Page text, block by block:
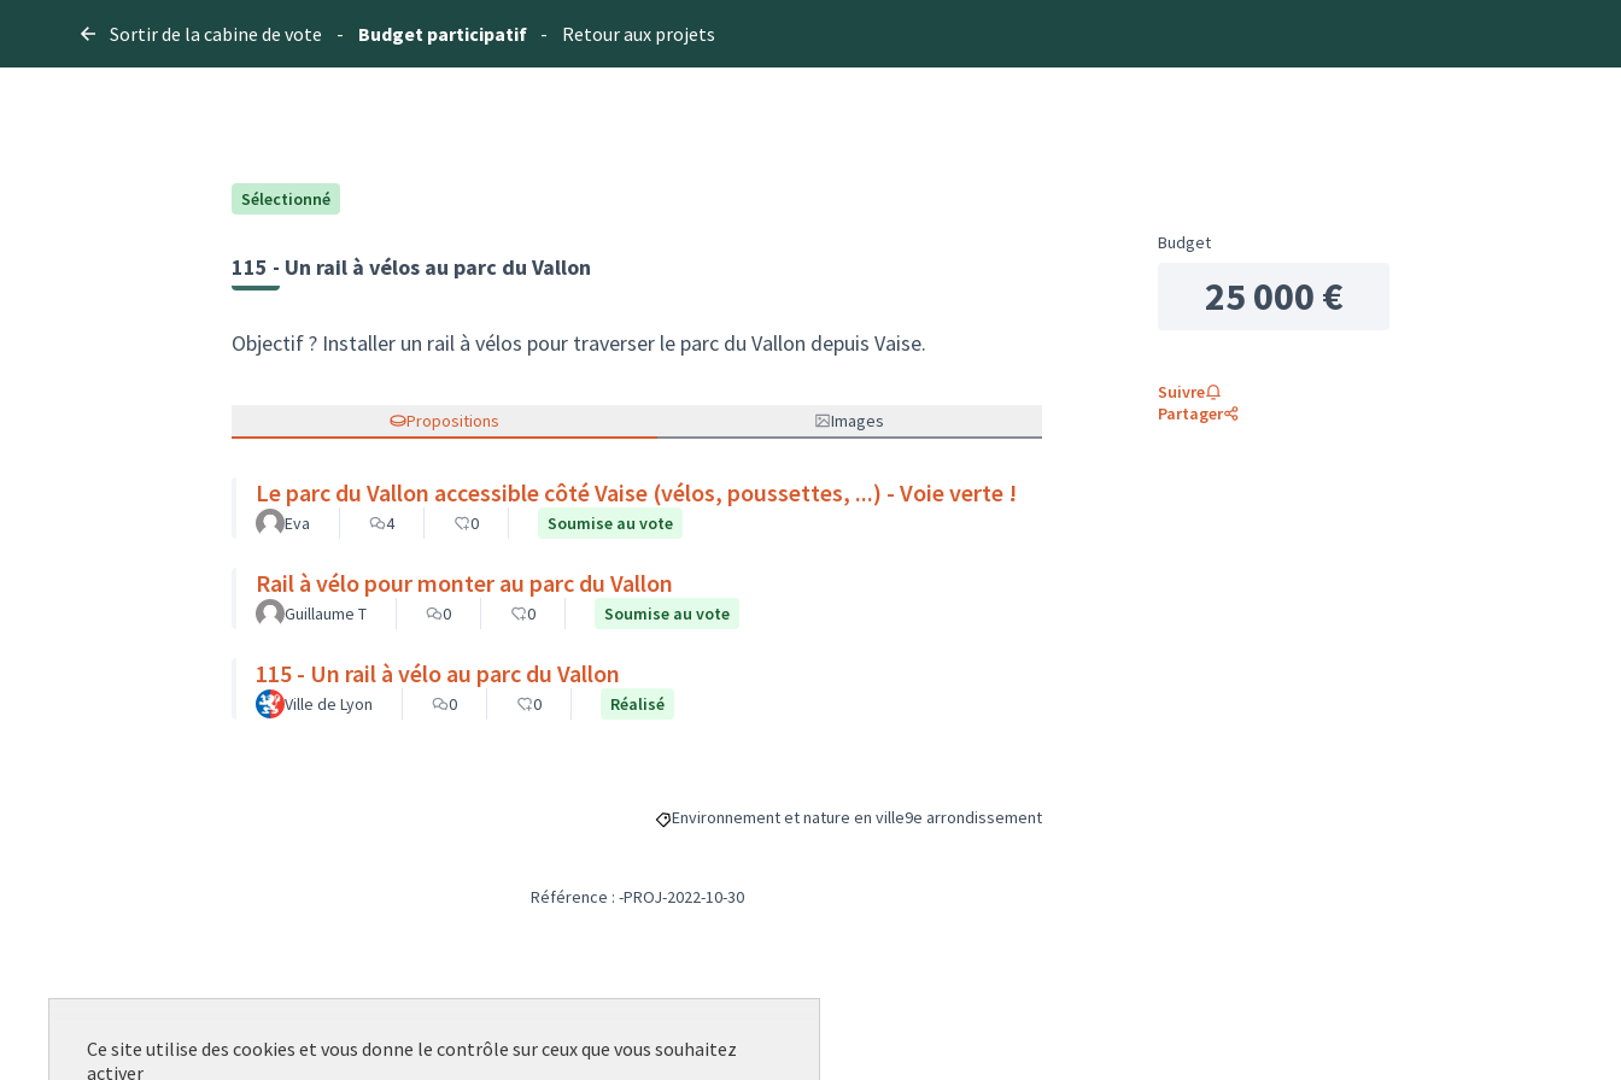
Sortir de la cabine de vote - Budget participatif - Retour aux projets
Sélectionné
115 - Un rail à vélos au parc du Vallon
Objectif ? Installer un rail à vélos pour traverser le parc du Vallon depuis Vaise.
Propositions Images
Le parc du Vallon accessible côté Vaise (vélos, poussettes, ...) - Voie verte !
Eva 4 0 Soumise au vote
Rail à vélo pour monter au parc du Vallon
Guillaume T 0 0 Soumise au vote
115 - Un rail à vélo au parc du Vallon
Ville de Lyon 0 0 Réalisé
Filtrer les résultats de la catégorie : Environnement et nature en ville
Environnement et nature en villeFiltrer les résultats pour le secteur : 9e arrondissement
9e arrondissement
Budget
25 000 €
Suivre
Partager
Référence : -PROJ-2022-10-30
Ce site utilise des cookies et vous donne le contrôle sur ceux que vous souhaitez
activer